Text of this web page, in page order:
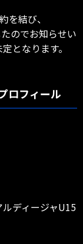
を結び、
のでお知らせい
となります。
ロフィール
ディージャU15